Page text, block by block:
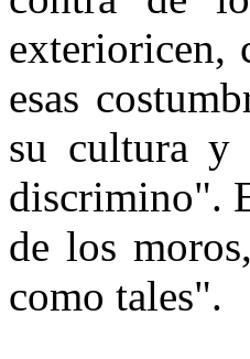
exterioricen,
esas
su cultura y
discrimino".
de los
como tales".